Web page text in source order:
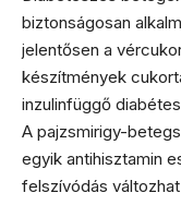
biztonságosan
jelentősen a
készítmények
inzulinfüggő
A pajzsmirigy-
egyik antihisztamin
felszívódás